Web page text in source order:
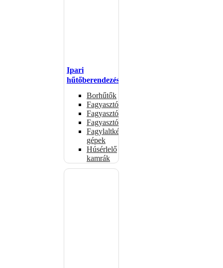
Ipari
hűtőberendezések
Borhűtők
Fagyasztóasztalok
Fagyasztóládák
Fagyasztószekrények
Fagylaltkészítő
gépek
Húsérlelő
kamrák